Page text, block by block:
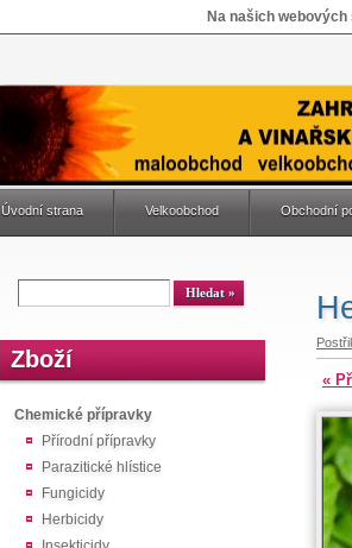
Na našich
Úvodní strana Velkoobchod Obchodní
Zboží
Chemické přípravky
Přírodní přípravky
Parazitické hlístice
Fungicidy
Herbicidy
«